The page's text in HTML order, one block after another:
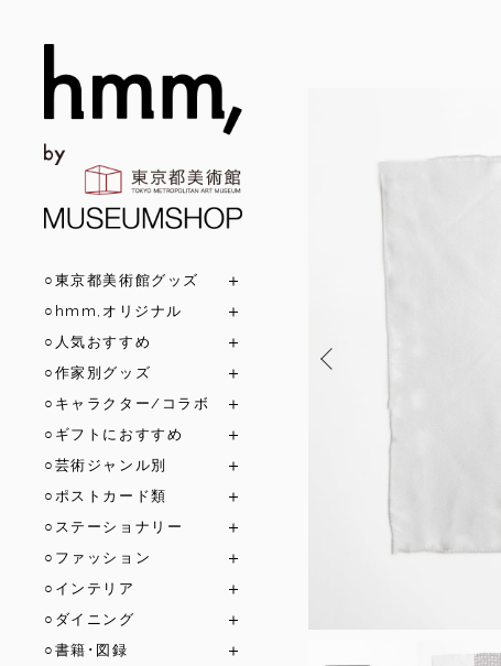
○東京都美術館グッズ
○hmm,オリジナル
○人気おすすめ
○作家別グッズ
○キャラクター/コラボ
○ギフトにおすすめ
○芸術ジャンル別
○ポストカード類
○ステーショナリー
○ファッション
○インテリア
○ダイニング
○書籍･図録